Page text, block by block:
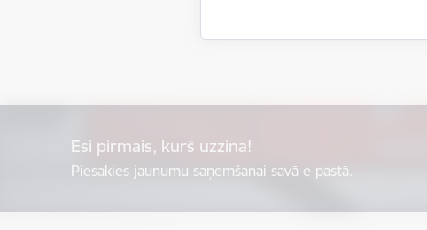
Esi pirmais, kurš uzzina!
Piesakies jaunumu saņemšanai savā e-pastā.